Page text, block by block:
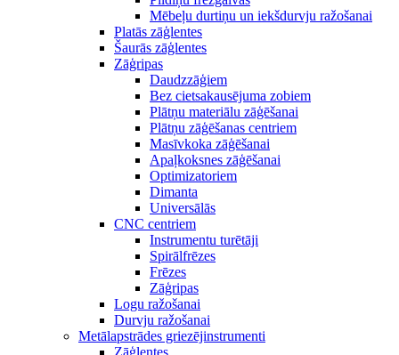
Mēbeļu durtiņu un iekšdurvju ražošanai
Platās zāģlentes
Šaurās zāģlentes
Zāģripas
Daudzzāģiem
Bez cietsakausējuma zobiem
Plātņu materiālu zāģēšanai
Plātņu zāģēšanas centriem
Masīvkoka zāģēšanai
Apaļkoksnes zāģēšanai
Optimizatoriem
Dimanta
Universālās
CNC centriem
Instrumentu turētāji
Spirālfrēzes
Frēzes
Zāģripas
Logu ražošanai
Durvju ražošanai
Metālapstrādes griezējinstrumenti